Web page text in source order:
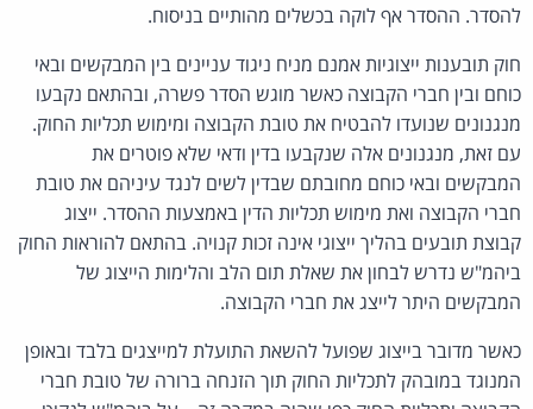
להסדר. ההסדר אף לוקה בכשלים מהותיים בניסוח.
חוק תובענות ייצוגיות אמנם מניח ניגוד עניינים בין המבקשים ובאי
כוחם ובין חברי הקבוצה כאשר מוגש הסדר פשרה, ובהתאם נקבעו
מנגנונים שנועדו להבטיח את טובת הקבוצה ומימוש תכליות החוק.
עם זאת, מנגנונים אלה שנקבעו בדין ודאי שלא פוטרים את
המבקשים ובאי כוחם מחובתם שבדין לשים לנגד עיניהם את טובת
חברי הקבוצה ואת מימוש תכליות הדין באמצעות ההסדר. ייצוג
קבוצת תובעים בהליך ייצוגי אינה זכות קנויה. בהתאם להוראות החוק
ביהמ"ש נדרש לבחון את שאלת תום הלב והלימות הייצוג של
המבקשים היתר לייצג את חברי הקבוצה.
כאשר מדובר בייצוג שפועל להשאת התועלת למייצגים בלבד ובאופן
המנוגד במובהק לתכליות החוק תוך הזנחה ברורה של טובת חברי